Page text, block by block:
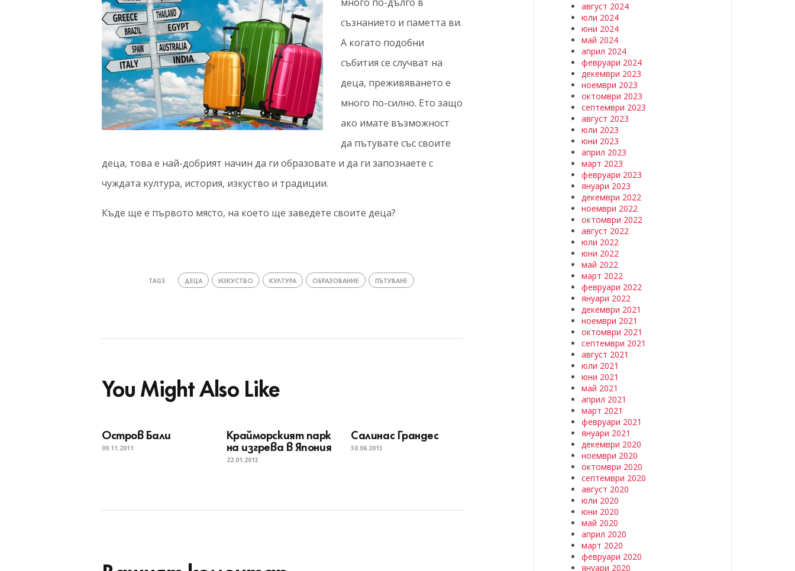
съзнанието и паметта ви.
А когато подобни
събития се случват на
деца, преживяването е
много по-силно. Ето защо
ако имате възможност
да пътувате със своите
деца, това е най-добрият начин да ги образовате и да ги запознаете с
чуждата култура, история, изкуство и традиции.
Къде ще е първото място, на което ще заведете своите деца?
TAGS ДЕЦА ИЗКУСТВО КУЛТУРА ОБРАЗОВАНИЕ ПЪТУВАНЕ
You Might Also Like
Остров Бали
09.11.2011
Крайморският парк
на изгрева в Япония
22.01.2013
Салинас Грандес
30.06.2013
август 2024
юли 2024
юни 2024
май 2024
април 2024
февруари 2024
декември 2023
ноември 2023
октомври 2023
септември 2023
август 2023
юли 2023
юни 2023
април 2023
март 2023
февруари 2023
януари 2023
декември 2022
ноември 2022
октомври 2022
август 2022
юли 2022
юни 2022
май 2022
март 2022
февруари 2022
януари 2022
декември 2021
ноември 2021
октомври 2021
септември 2021
август 2021
юли 2021
юни 2021
май 2021
април 2021
март 2021
февруари 2021
януари 2021
декември 2020
ноември 2020
октомври 2020
септември 2020
август 2020
юли 2020
юни 2020
май 2020
април 2020
март 2020
февруари 2020
януари 2020